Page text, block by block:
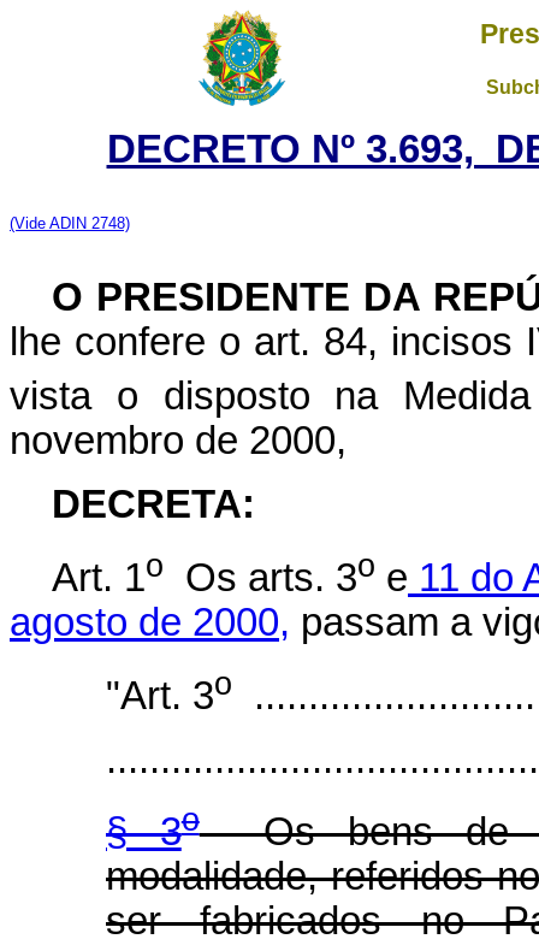
DECRETO Nº 3.693,
(Vide ADIN 2748)
O PRESIDENTE DA
lhe confere o art. 84,
vista o disposto na
novembro de 2000,
DECRETA:
Art. 1o Os arts. 3o e 11 do
agosto de 2000, passam a
"Art. 3o
§ 3oOs bens de
modalidade, referidos
ser fabricados no